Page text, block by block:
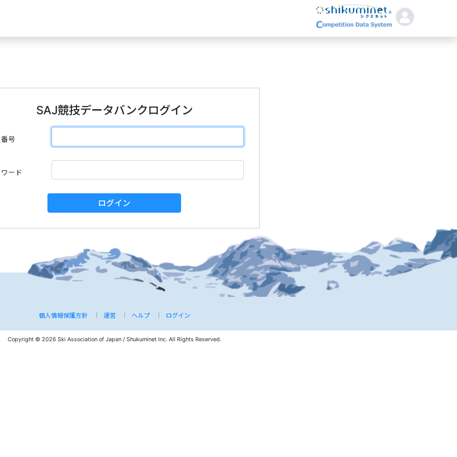
SAJ競技データバンクログイン
号
ード
ログイン
個人情報保護方針 運営 ヘルプ ログイン
Copyright © 2026 Ski Association of Japan / Shukuminet Inc. All Rights Reserved.